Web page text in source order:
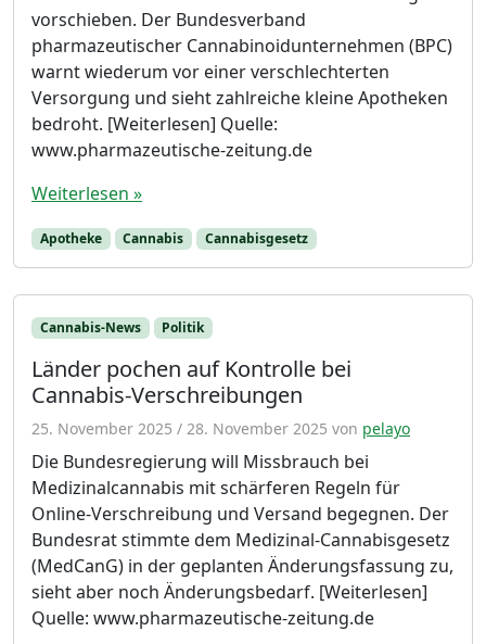
vorschieben. Der Bundesverband
pharmazeutischer Cannabinoidunternehmen (BPC)
warnt wiederum vor einer verschlechterten
Versorgung und sieht zahlreiche kleine Apotheken
bedroht. [Weiterlesen] Quelle:
www.pharmazeutische-zeitung.de
Weiterlesen »
Apotheke Cannabis Cannabisgesetz
Cannabis-News Politik
Länder pochen auf Kontrolle bei
Cannabis-Verschreibungen
25. November 2025 / 28. November 2025 von pelayo
Die Bundesregierung will Missbrauch bei
Medizinalcannabis mit schärferen Regeln für
Online-Verschreibung und Versand begegnen. Der
Bundesrat stimmte dem Medizinal-Cannabisgesetz
(MedCanG) in der geplanten Änderungsfassung zu,
sieht aber noch Änderungsbedarf. [Weiterlesen]
Quelle: www.pharmazeutische-zeitung.de